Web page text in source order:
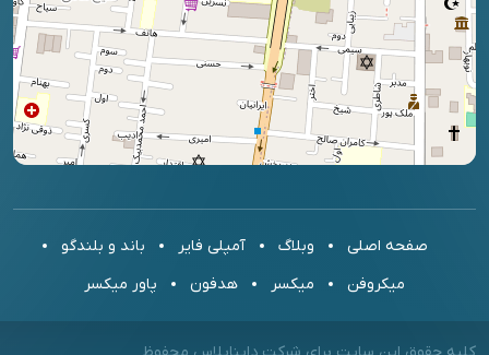
صفحه اصلی وبلاگ آمپلی فایر
باند و بلندگو
میکروفن
میکسر هدفون پاور میکسر